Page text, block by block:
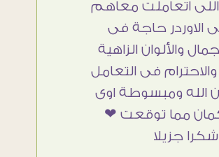
اتعاملت معاهم
الاوردر حاجة فى
والألوان الزاهية
فى التعامل
الله ومبسوطة اوى
كمان مما توقعت ❤
جزيلا